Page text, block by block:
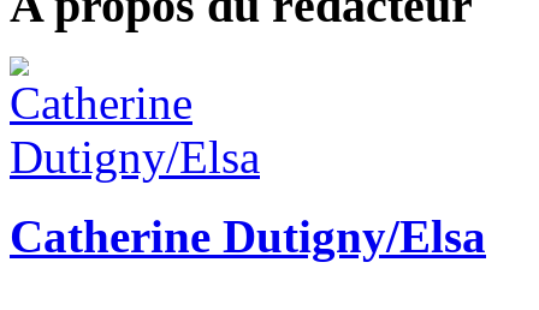
Catherine Dutigny/Elsa